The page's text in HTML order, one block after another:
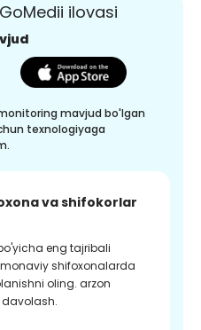
GoMedii ilovasi
mavjud bo'lgan
texnologiyaga
va shifokorlar
eng tajribali
shifoxonalarda
oling. arzon